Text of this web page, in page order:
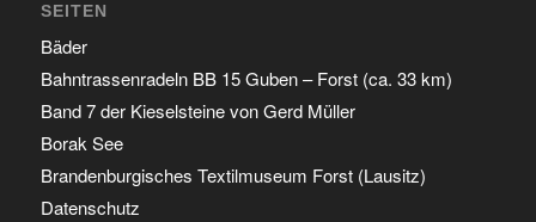
SEITEN
Bäder
Bahntrassenradeln BB 15 Guben – Forst (ca. 33 km)
Band 7 der Kieselsteine von Gerd Müller
Borak See
Brandenburgisches Textilmuseum Forst (Lausitz)
Datenschutz